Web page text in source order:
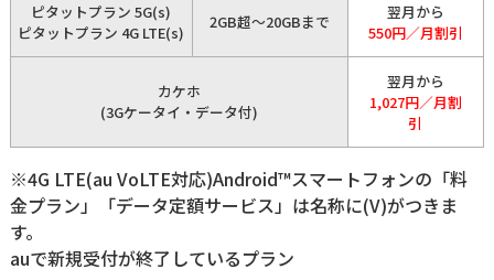
ピタットプラン 5G(s)
ピタットプラン 4G LTE(s)
2GB超～20GBまで
翌月から
550円／月割引
カケホ
(3Gケータイ・データ付)
翌月から
1,027円／月割
引
※4G LTE(au VoLTE対応)Android™スマートフォンの「料
金プラン」「データ定額サービス」は名称に(V)がつきま
す。
auで新規受付が終了しているプラン